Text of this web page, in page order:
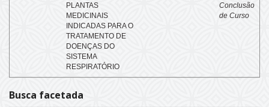
PLANTAS
MEDICINAIS
INDICADAS PARA O
TRATAMENTO DE
DOENÇAS DO
SISTEMA
RESPIRATÓRIO
Conclusão
de Curso
Busca facetada